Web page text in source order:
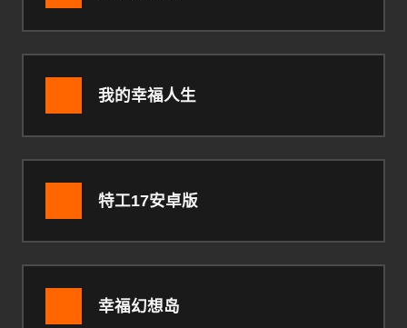
我的幸福人生
特工17安卓版
幸福幻想岛